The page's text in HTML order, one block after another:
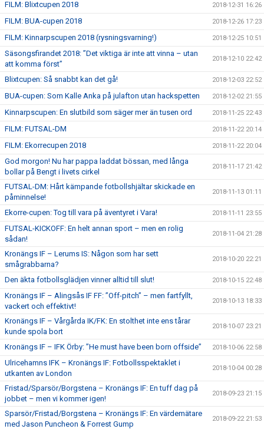
FILM: Blixtcupen 2018 2018-12-31 16:26
FILM: BUA-cupen 2018 2018-12-26 17:23
FILM: Kinnarpscupen 2018 (rysningsvarning!) 2018-12-25 10:51
Säsongsfirandet 2018: ”Det viktiga är inte att vinna – utan
att komma först”
2018-12-10 22:42
Blixtcupen: Så snabbt kan det gå! 2018-12-03 22:52
BUA-cupen: Som Kalle Anka på julafton utan hackspetten 2018-12-02 21:55
Kinnarpscupen: En slutbild som säger mer än tusen ord 2018-11-25 22:43
FILM: FUTSAL-DM 2018-11-22 20:14
FILM: Ekorrecupen 2018 2018-11-22 20:04
God morgon! Nu har pappa laddat bössan, med långa
bollar på Bengt i livets cirkel
2018-11-17 21:42
FUTSAL-DM: Hårt kämpande fotbollshjältar skickade en
påminnelse!
2018-11-13 01:11
Ekorre-cupen: Tog till vara på äventyret i Vara! 2018-11-11 23:55
FUTSAL-KICKOFF: En helt annan sport – men en rolig
sådan!
2018-11-04 21:28
Kronängs IF – Lerums IS: Någon som har sett
smågrabbarna?
2018-10-20 22:21
Den äkta fotbollsglädjen vinner alltid till slut! 2018-10-15 22:48
Kronängs IF – Alingsås IF FF: ”Off-pitch” – men fartfyllt,
vackert och effektivt!
2018-10-13 18:33
Kronängs IF – Vårgårda IK/FK: En stolthet inte ens tårar
kunde spola bort
2018-10-07 23:21
Kronängs IF – IFK Örby: ”He must have been born offside” 2018-10-06 22:58
Ulricehamns IFK – Kronängs IF: Fotbollsspektaklet i
utkanten av London
2018-10-04 00:28
Fristad/Sparsör/Borgstena – Kronängs IF: En tuff dag på
jobbet – men vi kommer igen!
2018-09-23 21:15
Sparsör/Fristad/Borgstena – Kronängs IF: En värdemätare
med Jason Puncheon & Forrest Gump
2018-09-22 21:53